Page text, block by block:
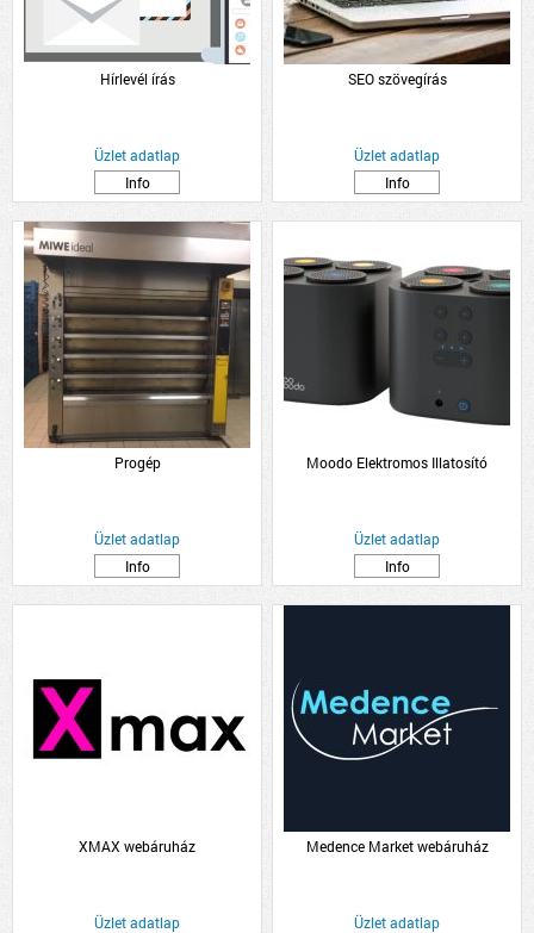
Hírlevél írás
Üzlet adatlap
Info
SEO szövegírás
Üzlet adatlap
Info
Progép
Üzlet adatlap
Info
Moodo Elektromos Illatosító
Üzlet adatlap
Info
XMAX webáruház
Üzlet adatlap
Medence Market webáruház
Üzlet adatlap